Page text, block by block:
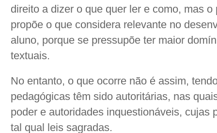
direito a dizer o que quer ler e como, mas
propõe o que considera relevante no
aluno, porque se pressupõe ter maior
textuais.
No entanto, o que ocorre não é assim,
pedagógicas têm sido autoritárias, nas
poder e autoridades inquestionáveis, cujas
tal qual leis sagradas.